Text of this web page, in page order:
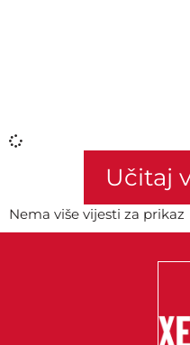
Učitaj
Nema više vijesti za prikaz